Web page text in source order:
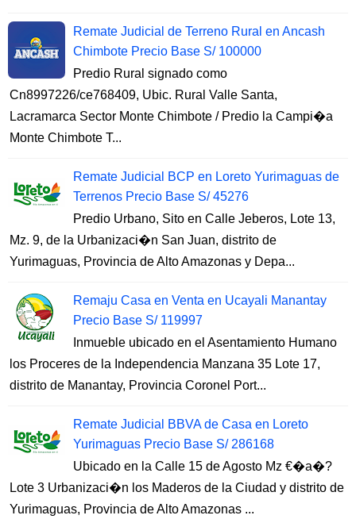
Remate Judicial de Terreno Rural en Ancash
Chimbote Precio Base S/ 100000
Predio Rural signado como
Cn8997226/ce768409, Ubic. Rural Valle Santa,
Lacramarca Sector Monte Chimbote / Predio la Campi�a
Monte Chimbote T...
Remate Judicial BCP en Loreto Yurimaguas de
Terrenos Precio Base S/ 45276
Predio Urbano, Sito en Calle Jeberos, Lote 13,
Mz. 9, de la Urbanizaci�n San Juan, distrito de
Yurimaguas, Provincia de Alto Amazonas y Depa...
Remaju Casa en Venta en Ucayali Manantay
Precio Base S/ 119997
Inmueble ubicado en el Asentamiento Humano
los Proceres de la Independencia Manzana 35 Lote 17,
distrito de Manantay, Provincia Coronel Port...
Remate Judicial BBVA de Casa en Loreto
Yurimaguas Precio Base S/ 286168
Ubicado en la Calle 15 de Agosto Mz €�a�?
Lote 3 Urbanizaci�n los Maderos de la Ciudad y distrito de
Yurimaguas, Provincia de Alto Amazonas ...